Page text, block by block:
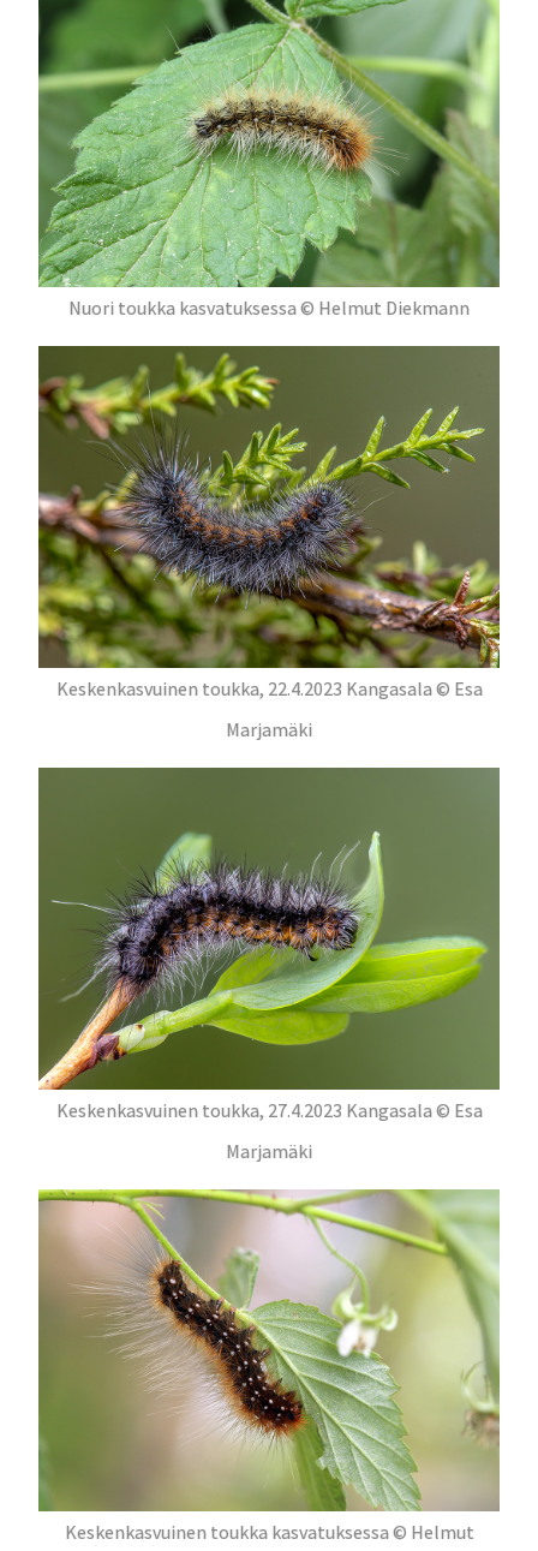
Nuori toukka kasvatuksessa © Helmut Diekmann
Keskenkasvuinen toukka, 22.4.2023 Kangasala © Esa
Marjamäki
Keskenkasvuinen toukka, 27.4.2023 Kangasala © Esa
Marjamäki
Keskenkasvuinen toukka kasvatuksessa © Helmut